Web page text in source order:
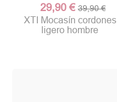
29,90 € 39,90 €
XTI Mocasín cordones
ligero hombre